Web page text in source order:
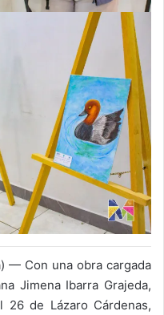
— Con una obra cargada
Jimena Ibarra Grajeda,
26 de Lázaro Cárdenas,